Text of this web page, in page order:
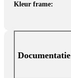
Kleur frame:
Documentatie